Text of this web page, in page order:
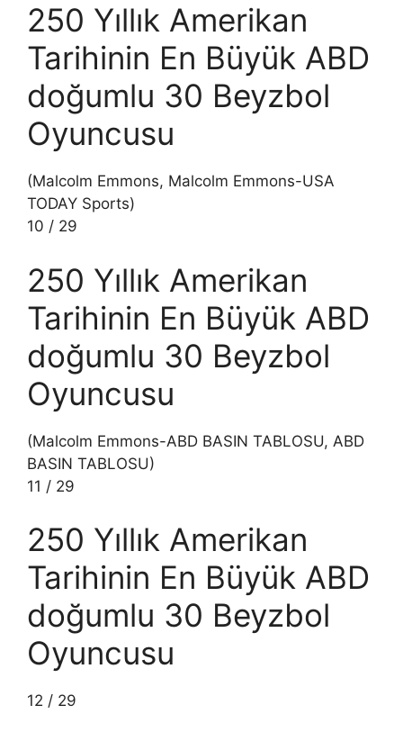
250 Yıllık Amerikan
Tarihinin En Büyük ABD
doğumlu 30 Beyzbol
Oyuncusu
(Malcolm Emmons, Malcolm Emmons-USA
TODAY Sports)
10 / 29
250 Yıllık Amerikan
Tarihinin En Büyük ABD
doğumlu 30 Beyzbol
Oyuncusu
(Malcolm Emmons-ABD BASIN TABLOSU, ABD
BASIN TABLOSU)
11 / 29
250 Yıllık Amerikan
Tarihinin En Büyük ABD
doğumlu 30 Beyzbol
Oyuncusu
12 / 29